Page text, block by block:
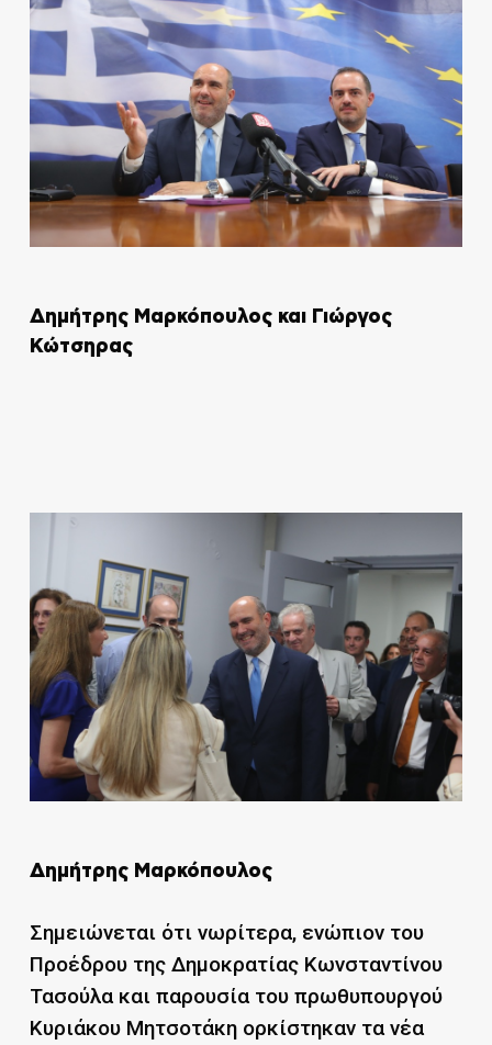
Δημήτρης Μαρκόπουλος και Γιώργος
Κώτσηρας
Δημήτρης Μαρκόπουλος
Σημειώνεται ότι νωρίτερα, ενώπιον του
Προέδρου της Δημοκρατίας Κωνσταντίνου
Τασούλα και παρουσία του πρωθυπουργού
Κυριάκου Μητσοτάκη ορκίστηκαν τα νέα